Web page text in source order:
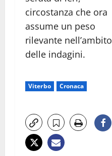
circostanza che ora
assume un peso
rilevante nell’ambito
delle indagini.
Viterbo Cronaca